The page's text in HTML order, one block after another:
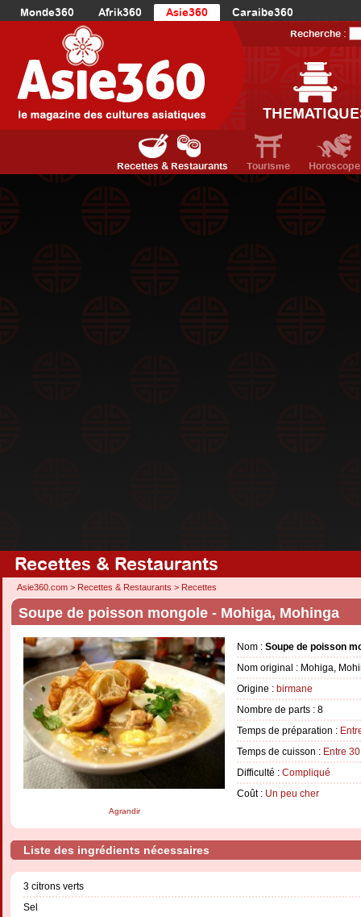
Monde360 Afrik360 Asie360
Caraibe360
Europe360
AmériqueDuNord360
Océanie360
Recherche :
Recettes & Restaurants Tourisme Horoscope
Recettes & Restaurants
Asie360.com > Recettes & Restaurants > Recettes
Soupe de poisson mongole - Mohiga, Mohinga
Agrandir
Nom : Soupe de poisson
Nom original : Mohiga,
Origine : birmane
Nombre de parts : 8
Temps de préparation :
Temps de cuisson : Entre
Difficulté : Compliqué
Coût : Un peu cher
Liste des ingrédients nécessaires
3 citrons verts
Sel